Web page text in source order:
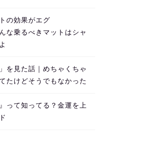
の効果がエグ
な乗るべきマットはシャ
を見た話｜めちゃくちゃ
たけどそうでもなかった
って知ってる？金運を上